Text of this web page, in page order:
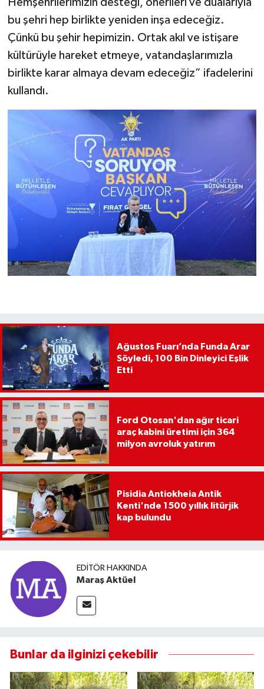
bu şehri hep birlikte yeniden inşa edeceğiz.
Çünkü bu şehir hepimizin. Ortak akıl ve istişare
kültürüyle hareket etmeye, vatandaşlarımızla
birlikte karar almaya devam edeceğiz” ifadelerini
kullandı.
Ağustos Fuarı’nda Funda Arar
Söyledi, 100 Bin Dinleyici Eşlik
Etti
Ford Otosan'dan ağır ticari
araç kabini üretimi için 364
milyon avroluk yatırım
Pisidia Antiokheia Antik
Kenti'nde 1500 yıllık litürjik
kap bulundu
EDITÖR HAKKINDA
Maraş Aktüel
Bunlar da ilginizi çekebilir